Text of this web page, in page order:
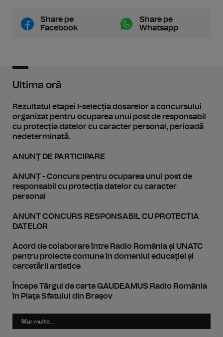
Share pe
Facebook
Share pe
Whatsapp
Ultima oră
Rezultatul etapei I-selecția dosarelor a concursului
organizat pentru ocuparea unui post de responsabil
cu protecția datelor cu caracter personal, perioadă
nedeterminată.
ANUNŢ DE PARTICIPARE
ANUNȚ - Concurs pentru ocuparea unui post de
responsabil cu protecția datelor cu caracter
personal
ANUNT CONCURS RESPONSABIL CU PROTECTIA
DATELOR
Acord de colaborare între Radio România și UNATC
pentru proiecte comune în domeniul educației și
cercetării artistice
Începe Târgul de carte GAUDEAMUS Radio România
în Piaţa Sfatului din Braşov
Mai multe...